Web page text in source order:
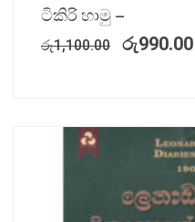
ටිකිරි හාමු –
රු1,100.00 රු990.00